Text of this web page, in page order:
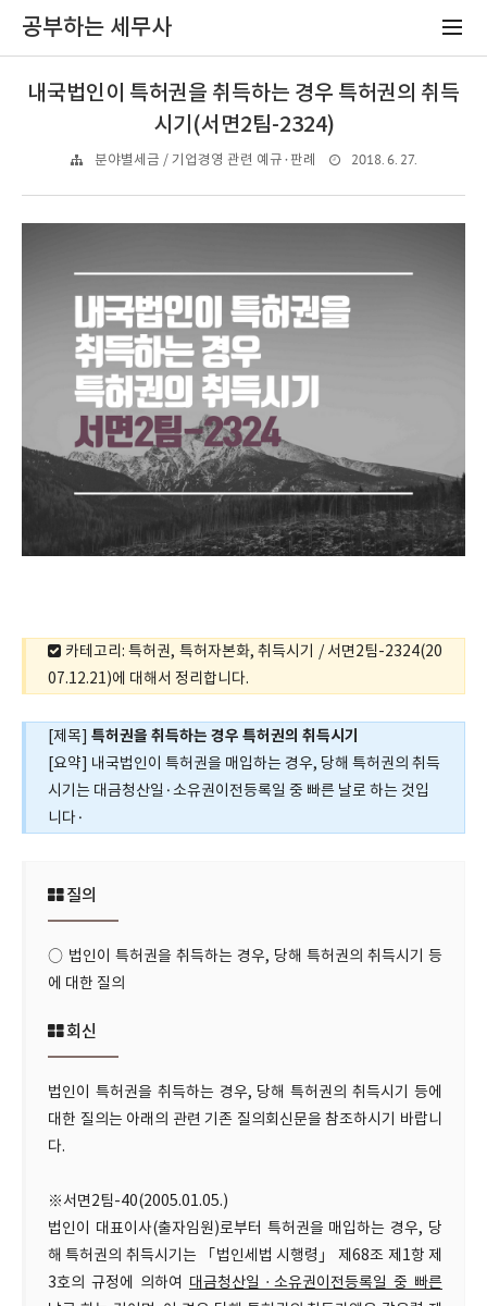
공부하는 세무사
내국법인이 특허권을 취득하는 경우 특허권의 취득
시기(서면2팀-2324)
분야별세금 / 기업경영 관련 예규·판례 2018. 6. 27.
카테고리: 특허권, 특허자본화, 취득시기 / 서면2팀-2324(20
07.12.21)에 대해서 정리합니다.
[제목] 특허권을 취득하는 경우 특허권의 취득시기
[요약] 내국법인이 특허권을 매입하는 경우, 당해 특허권의 취득
시기는 대금청산일·소유권이전등록일 중 빠른 날로 하는 것입
니다·
질의
○ 법인이 특허권을 취득하는 경우, 당해 특허권의 취득시기 등
에 대한 질의
회신
법인이 특허권을 취득하는 경우, 당해 특허권의 취득시기 등에
대한 질의는 아래의 관련 기존 질의회신문을 참조하시기 바랍니
다.
※서면2팀-40(2005.01.05.)
법인이 대표이사(출자임원)로부터 특허권을 매입하는 경우, 당
해 특허권의 취득시기는 「법인세법 시행령」 제68조 제1항 제
3호의 규정에 의하여 대금청산일ㆍ소유권이전등록일 중 빠른